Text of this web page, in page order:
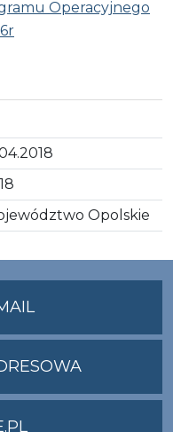
Operacyjnego
Opolskie
NA
ADRES